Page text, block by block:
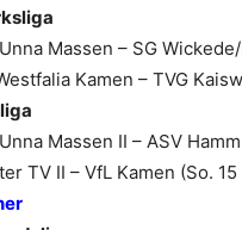
Massen – SG
Kamen – TVG
Massen II – ASV
TV II – VfL Kamen (So. 15